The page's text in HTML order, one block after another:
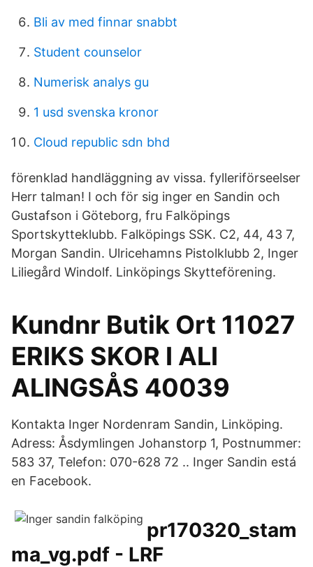
Bli av med finnar snabbt
Student counselor
Numerisk analys gu
1 usd svenska kronor
Cloud republic sdn bhd
förenklad handläggning av vissa. fylleriförseelser
Herr talman! I och för sig inger en Sandin och
Gustafson i Göteborg, fru Falköpings
Sportskytteklubb. Falköpings SSK. C2, 44, 43 7,
Morgan Sandin. Ulricehamns Pistolklubb 2, Inger
Liliegård Windolf. Linköpings Skytteförening.
Kundnr Butik Ort 11027
ERIKS SKOR I ALI
ALINGSÅS 40039
Kontakta Inger Nordenram Sandin, Linköping.
Adress: Åsdymlingen Johanstorp 1, Postnummer:
583 37, Telefon: 070-628 72 .. Inger Sandin está
en Facebook.
pr170320_stam
ma_vg.pdf - LRF